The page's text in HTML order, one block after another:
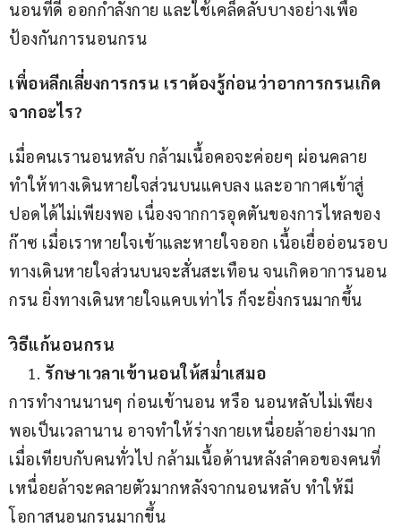
นอนที่ดี ออกกำลังกาย และใช้เคล็ดลับบางอย่างเพื่อ
ป้องกันการนอนกรน
เพื่อหลีกเลี่ยงการกรน เราต้องรู้ก่อนว่าอาการกรนเกิด
จากอะไร?
เมื่อคนเรานอนหลับ กล้ามเนื้อคอจะค่อยๆ ผ่อนคลาย
ทำให้ทางเดินหายใจส่วนบนแคบลง และอากาศเข้าสู่
ปอดได้ไม่เพียงพอ เนื่องจากการอุดตันของการไหลของ
ก๊าซ เมื่อเราหายใจเข้าและหายใจออก เนื้อเยื่ออ่อนรอบ
ทางเดินหายใจส่วนบนจะสั่นสะเทือน จนเกิดอาการนอน
กรน ยิ่งทางเดินหายใจแคบเท่าไร ก็จะยิ่งกรนมากขึ้น
วิธีแก้นอนกรน
รักษาเวลาเข้านอนให้สม่ำเสมอ
การทำงานนานๆ ก่อนเข้านอน หรือ นอนหลับไม่เพียง
พอเป็นเวลานาน อาจทำให้ร่างกายเหนื่อยล้าอย่างมาก
เมื่อเทียบกับคนทั่วไป กล้ามเนื้อด้านหลังลำคอของคนที่
เหนื่อยล้าจะคลายตัวมากหลังจากนอนหลับ ทำให้มี
โอกาสนอนกรนมากขึ้น